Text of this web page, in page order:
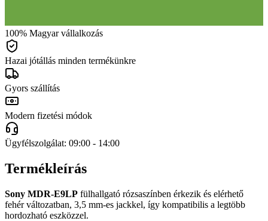
100% Magyar vállalkozás
Hazai jótállás minden termékünkre
Gyors szállítás
Modern fizetési módok
Ügyfélszolgálat: 09:00 - 14:00
Termékleírás
Sony MDR-E9LP fülhallgató rózsaszínben érkezik és elérhető
fehér változatban, 3,5 mm-es jackkel, így kompatibilis a legtöbb
hordozható eszközzel.